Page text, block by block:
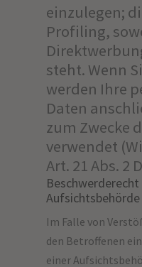
einzulegen;
Profiling,
steht. Wenn
werden Ihre
Daten
zum Zwecke
verwendet
Art. 21 Abs. 2
Aufsichtsbehörde
Im Falle von
den Betroffenen
einer